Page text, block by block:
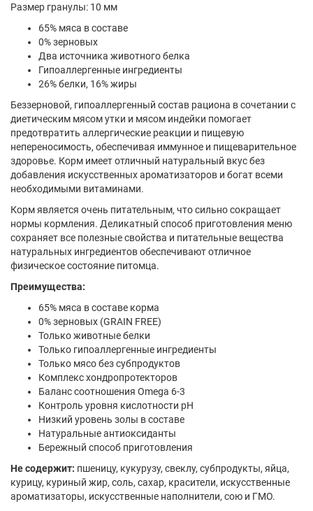
Размер гранулы: 10 мм
65% мяса в составе
0% зерновых
Два источника животного белка
Гипоаллергенные ингредиенты
26% белки, 16% жиры
Беззерновой, гипоаллергенный состав рациона в сочетании с
диетическим мясом утки и мясом индейки помогает
предотвратить аллергические реакции и пищевую
непереносимость, обеспечивая иммунное и пищеварительное
здоровье. Корм имеет отличный натуральный вкус без
добавления искусственных ароматизаторов и богат всеми
необходимыми витаминами.
Корм является очень питательным, что сильно сокращает
нормы кормления. Деликатный способ приготовления меню
сохраняет все полезные свойства и питательные вещества
натуральных ингредиентов обеспечивают отличное
физическое состояние питомца.
Преимущества:
65% мяса в составе корма
0% зерновых (GRAIN FREE)
Только животные белки
Только гипоаллергенные ингредиенты
Только мясо без субпродуктов
Комплекс хондропротекторов
Баланс соотношения Omega 6-3
Контроль уровня кислотности рН
Низкий уровень золы в составе
Натуральные антиоксиданты
Бережный способ приготовления
Не содержит: пшеницу, кукурузу, свеклу, субпродукты, яйца,
курицу, куриный жир, соль, сахар, красители, искусственные
ароматизаторы, искусственные наполнители, сою и ГМО.